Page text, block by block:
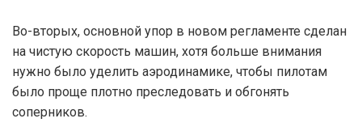
Во-вторых, основной упор в новом регламенте сделан
на чистую скорость машин, хотя больше внимания
нужно было уделить аэродинамике, чтобы пилотам
было проще плотно преследовать и обгонять
соперников.